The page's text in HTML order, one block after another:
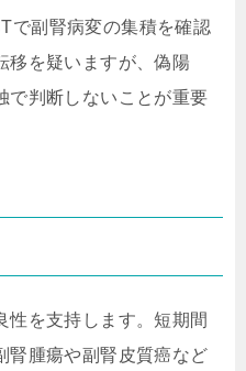
で副腎病変の集積を確認
移を疑いますが、偽陽
で判断しないことが重要
性を支持します。短期間
腎腫瘍や副腎皮質癌など